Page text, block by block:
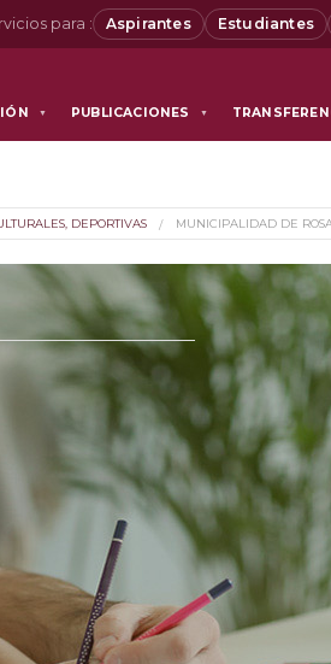
para : Aspirantes Estudiantes
▼ PUBLICACIONES ▼
DEPORTIVAS MUNICIPALIDAD DE